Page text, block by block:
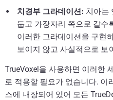
치경부 그라데이션: 치아는
둡고 가장자리 쪽으로 갈수
이러한 그라데이션을 구현
보이지 않고 사실적으로 보
TrueVoxel을 사용하면 이러한
로 적용할 필요가 없습니다. 이
스에 내장되어 있어 모든